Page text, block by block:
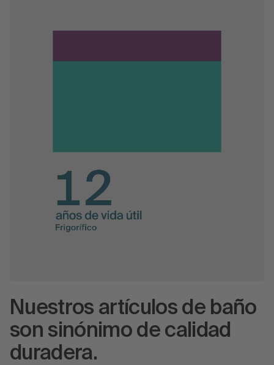
Nuestros artículos de baño
son sinónimo de calidad
duradera.